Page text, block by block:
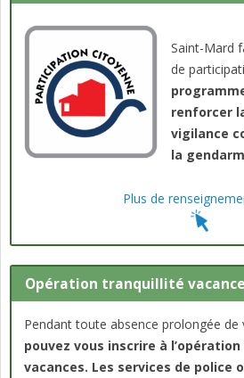
Saint-Mard
de
renforcer
vigilance
la
Plus de
Opération tranquillité
Pendant toute absence prolongée de
pouvez vous inscrire à
vacances. Les services de police